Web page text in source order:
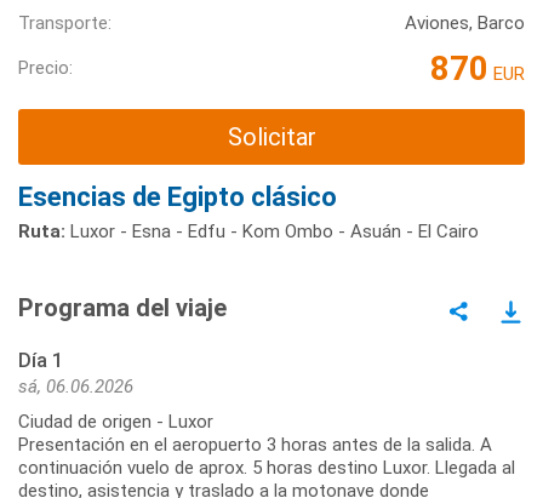
Transporte:
Aviones, Barco
Precio: 870 EUR
Solicitar
Esencias de Egipto clásico
Ruta: Luxor - Esna - Edfu - Kom Ombo - Asuán - El Cairo
Programa del viaje
Día 1
sá, 06.06.2026
Ciudad de origen - Luxor
Presentación en el aeropuerto 3 horas antes de la salida. A
continuación vuelo de aprox. 5 horas destino Luxor. Llegada al
destino, asistencia y traslado a la motonave donde